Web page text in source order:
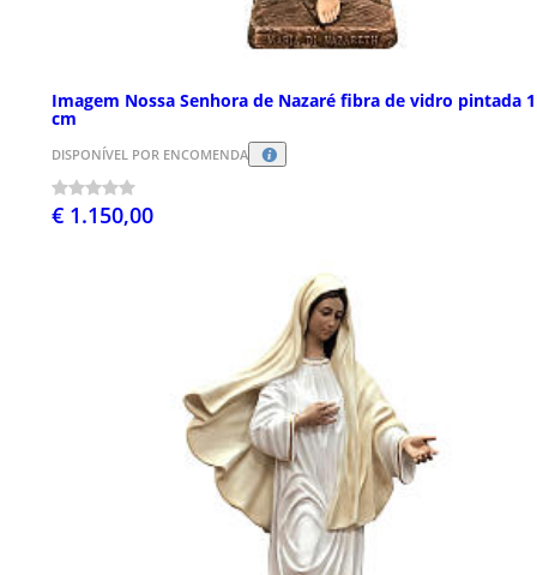
Imagem Nossa Senhora de Nazaré fibra de vidro pintada
cm
DISPONÍVEL POR ENCOMENDA
€ 1.150,00